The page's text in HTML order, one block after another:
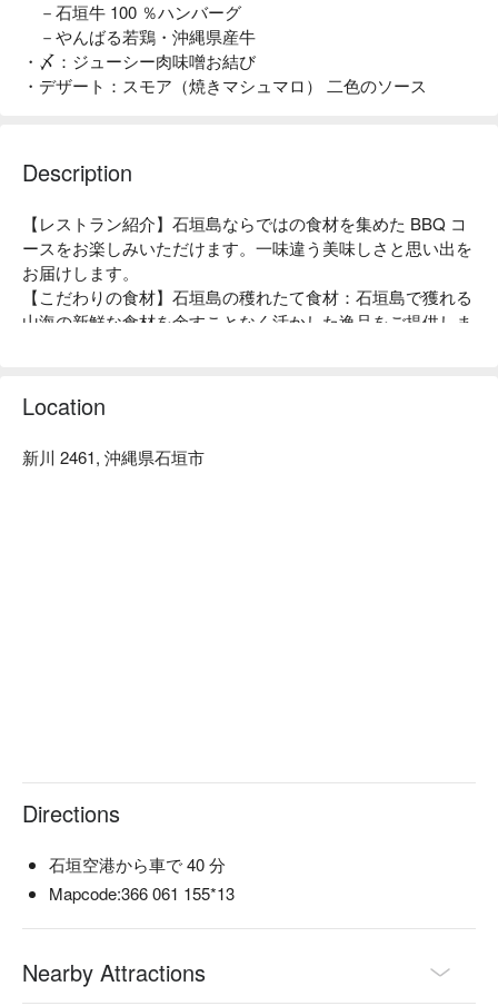
－石垣牛 100 ％ハンバーグ
－やんばる若鶏・沖縄県産牛
・〆：ジューシー肉味噌お結び
・デザート：スモア（焼きマシュマロ） 二色のソース
Description
【レストラン紹介】石垣島ならではの食材を集めた BBQ コ
ースをお楽しみいただけます。一味違う美味しさと思い出を
お届けします。
【こだわりの食材】石垣島の穫れたて食材：石垣島で獲れる
山海の新鮮な食材を余すことなく活かした逸品をご提供しま
デンを備えたプライベート感覚あふれる落ち着いた雰囲気が
魅力。日没前にお越しいただくと、石垣島でもトップクラス
Location
新川 2461, 沖縄県石垣市
Directions
石垣空港から車で 40 分
Mapcode:366 061 155*13
Nearby Attractions